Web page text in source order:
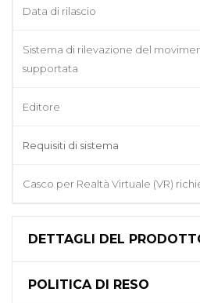
Data di rilascio
Sistema di rilevazione del
supportata
Editore
Requisiti di sistema
Casco per Realtà Virtuale (VR)
DETTAGLI DEL
POLITICA DI RESO